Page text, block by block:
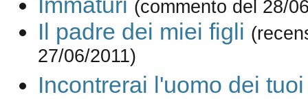
(commento del 28/
Il padre dei miei figli
27/06/2011)
Incontrerai l'uomo dei